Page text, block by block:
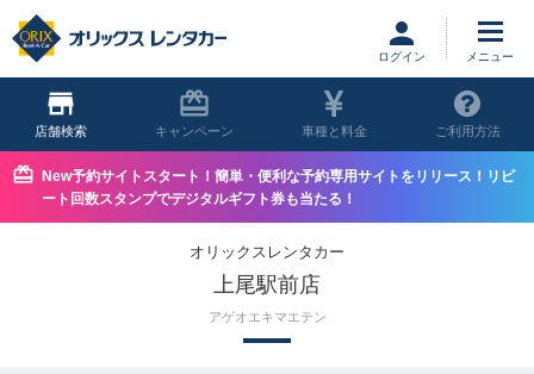
ログイン
店舗 キャンペーン 車種と料金 ご利用方法
New予約サイトスタート！簡単・便利な予約専用サイトをリリース！リピ
ート回数スタンプでデジタルギフト券も当たる！
オリックスレンタカー
上尾駅前店
アゲオエキマエテン